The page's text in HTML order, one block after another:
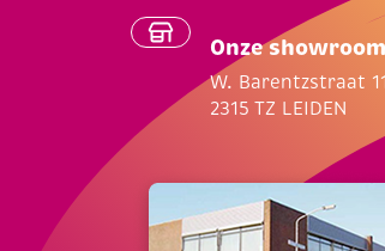
Onze showroom
W. Barentzstraat
2315 TZ LEIDEN